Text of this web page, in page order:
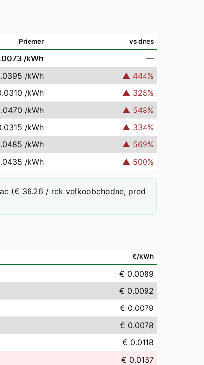
Priemer vs dnes
/kWh
—
/kWh ▲ 444%
/kWh ▲ 328%
/kWh ▲ 548%
/kWh ▲ 334%
/kWh ▲ 569%
/kWh ▲ 500%
(€ 36.26 / rok veľkoobchodne, pred
€/kWh
€ 0.0089
€ 0.0092
€ 0.0079
€ 0.0078
€ 0.0118
€ 0.0137